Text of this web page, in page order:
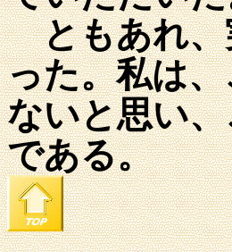
ともあれ、
った。私は
ないと思い
である。